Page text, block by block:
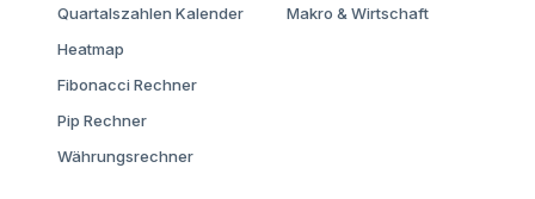
Quartalszahlen Kalender
Heatmap
Fibonacci Rechner
Pip Rechner
Währungsrechner
Makro & Wirtschaft